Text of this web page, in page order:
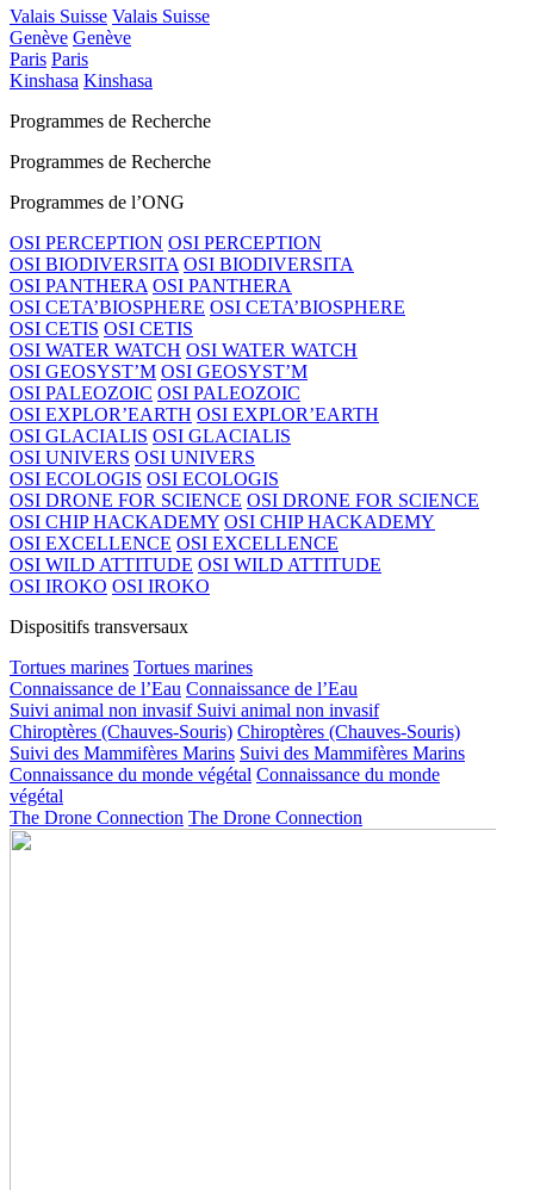
Valais Suisse Valais Suisse
Genève Genève
Paris Paris
Kinshasa Kinshasa
Programmes de Recherche
Programmes de Recherche
Programmes de l’ONG
OSI PERCEPTION OSI PERCEPTION
OSI BIODIVERSITA OSI BIODIVERSITA
OSI PANTHERA OSI PANTHERA
OSI CETA’BIOSPHERE OSI CETA’BIOSPHERE
OSI CETIS OSI CETIS
OSI WATER WATCH OSI WATER WATCH
OSI GEOSYST’M OSI GEOSYST’M
OSI PALEOZOIC OSI PALEOZOIC
OSI EXPLOR’EARTH OSI EXPLOR’EARTH
OSI GLACIALIS OSI GLACIALIS
OSI UNIVERS OSI UNIVERS
OSI ECOLOGIS OSI ECOLOGIS
OSI DRONE FOR SCIENCE OSI DRONE FOR SCIENCE
OSI CHIP HACKADEMY OSI CHIP HACKADEMY
OSI EXCELLENCE OSI EXCELLENCE
OSI WILD ATTITUDE OSI WILD ATTITUDE
OSI IROKO OSI IROKO
Dispositifs transversaux
Tortues marines Tortues marines
Connaissance de l’Eau Connaissance de l’Eau
Suivi animal non invasif Suivi animal non invasif
Chiroptères (Chauves-Souris) Chiroptères (Chauves-Souris)
Suivi des Mammifères Marins Suivi des Mammifères Marins
Connaissance du monde végétal Connaissance du monde
végétal
The Drone Connection The Drone Connection